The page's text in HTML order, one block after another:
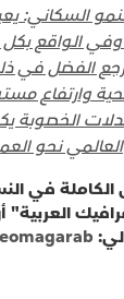
السكاني:
الواقع بكل
الفضل في
وارتفاع
الخصوبة
العالمي نحو
الكاملة في
العربية"